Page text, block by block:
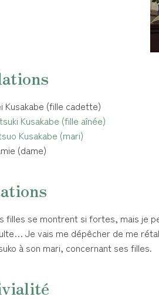
Kusakabe (fille cadette)
Kusakabe (fille aînée)
Kusakabe (mari)
(dame)
filles se montrent si fortes, mais je
Je vais me dépêcher de me
à son mari, concernant ses filles.